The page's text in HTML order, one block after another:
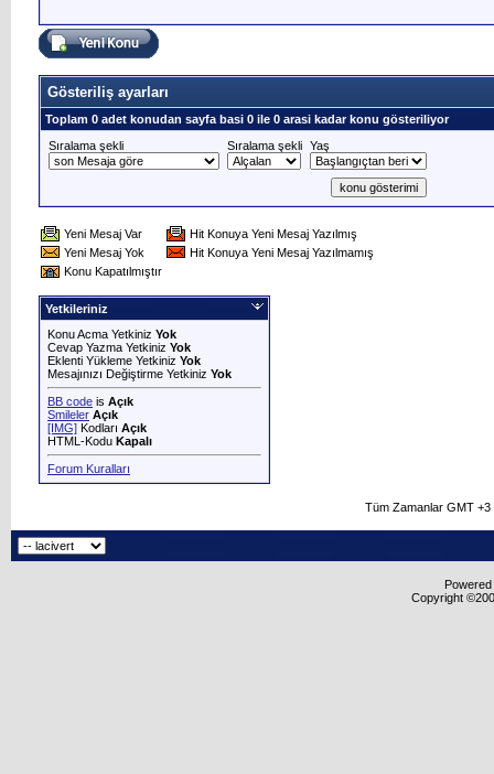
Gösteriliş ayarları
Toplam 0 adet konudan sayfa basi 0 ile 0 arasi kadar konu gösteriliyor
Sıralama şekli
Sıralama şekli Yaş
Yeni Mesaj Var
Hit Konuya Yeni Mesaj Yazılmış
Yeni Mesaj Yok
Hit Konuya Yeni Mesaj Yazılmamış
Konu Kapatılmıştır
Yetkileriniz
Konu Acma Yetkiniz Yok
Cevap Yazma Yetkiniz Yok
Eklenti Yükleme Yetkiniz Yok
Mesajınızı Değiştirme Yetkiniz Yok
BB code is Açık
Smileler Açık
[IMG] Kodları Açık
HTML-Kodu Kapalı
Forum Kuralları
Tüm Zamanlar GMT
Copyright